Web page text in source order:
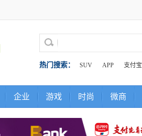
热门搜索： SUV APP 支付宝
企业 游戏 时尚 微商